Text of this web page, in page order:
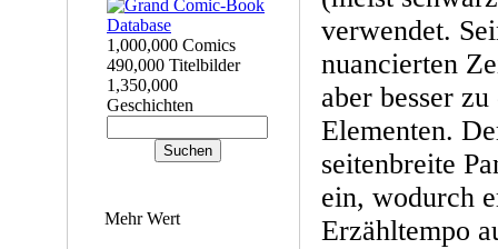
1,000,000 Comics
490,000 Titelbilder
1,350,000
Geschichten
Mehr Wert
verwendet.
nuancierten
aber besser
Elementen.
seitenbreite
ein, wodurch
Erzähltempo